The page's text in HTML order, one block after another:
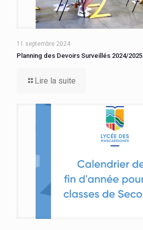
11 septembre 2024
Planning des Devoirs Surveillés 2024/2025
Lire la suite